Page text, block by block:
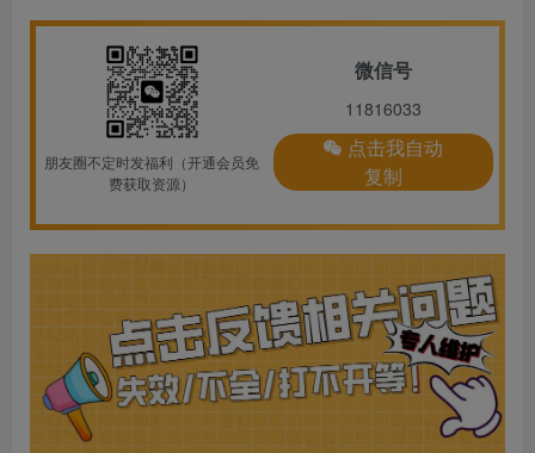
朋友圈不定时发福利（开通会员免
费获取资源）
微信号
11816033
点击我自动
复制